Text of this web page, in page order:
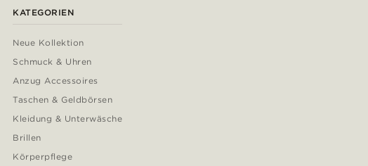
KATEGORIEN
Neue Kollektion
Schmuck & Uhren
Anzug Accessoires
Taschen & Geldbörsen
Kleidung & Unterwäsche
Brillen
Körperpflege